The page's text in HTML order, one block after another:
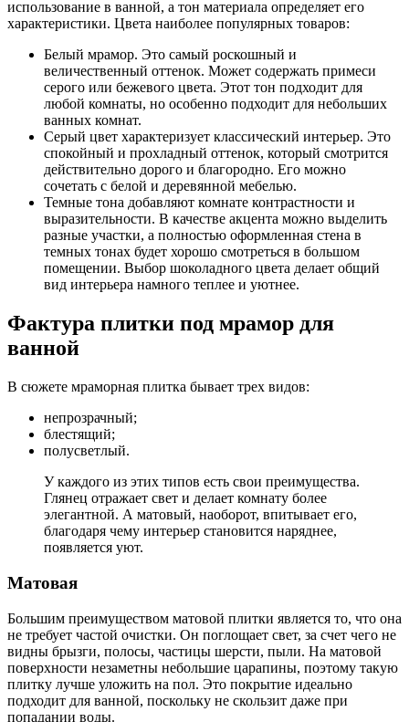
использование в ванной, а тон материала определяет его
характеристики. Цвета наиболее популярных товаров:
Белый мрамор. Это самый роскошный и
величественный оттенок. Может содержать примеси
серого или бежевого цвета. Этот тон подходит для
любой комнаты, но особенно подходит для небольших
ванных комнат.
Серый цвет характеризует классический интерьер. Это
спокойный и прохладный оттенок, который смотрится
действительно дорого и благородно. Его можно
сочетать с белой и деревянной мебелью.
Темные тона добавляют комнате контрастности и
выразительности. В качестве акцента можно выделить
разные участки, а полностью оформленная стена в
темных тонах будет хорошо смотреться в большом
помещении. Выбор шоколадного цвета делает общий
вид интерьера намного теплее и уютнее.
Фактура плитки под мрамор для
ванной
В сюжете мраморная плитка бывает трех видов:
непрозрачный;
блестящий;
полусветлый.
У каждого из этих типов есть свои преимущества.
Глянец отражает свет и делает комнату более
элегантной. А матовый, наоборот, впитывает его,
благодаря чему интерьер становится наряднее,
появляется уют.
Матовая
Большим преимуществом матовой плитки является то, что она
не требует частой очистки. Он поглощает свет, за счет чего не
видны брызги, полосы, частицы шерсти, пыли. На матовой
поверхности незаметны небольшие царапины, поэтому такую ​​
плитку лучше уложить на пол. Это покрытие идеально
подходит для ванной, поскольку не скользит даже при
попадании воды.